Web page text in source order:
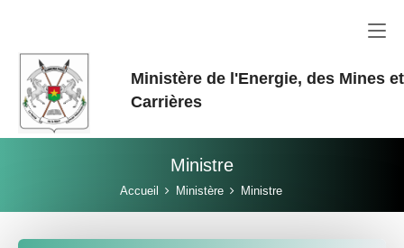
Ministère de l'Energie, des Mines
Carrières
Ministre
Accueil Ministère Ministre